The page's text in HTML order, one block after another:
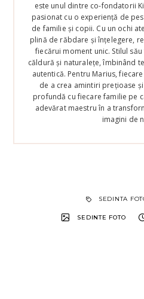
este unul dintre co-fondatorii
pasionat cu o experiență de
de familie și copii. Cu un ochi
plină de răbdare și înțelegere,
fiecărui moment unic. Stilul
căldură și naturalețe, îmbinând
autentică. Pentru Marius,
de a crea amintiri prețioase
profundă cu fiecare familie pe
adevărat maestru în a
imagini de
SEDINTA
SEDINTE FOTO